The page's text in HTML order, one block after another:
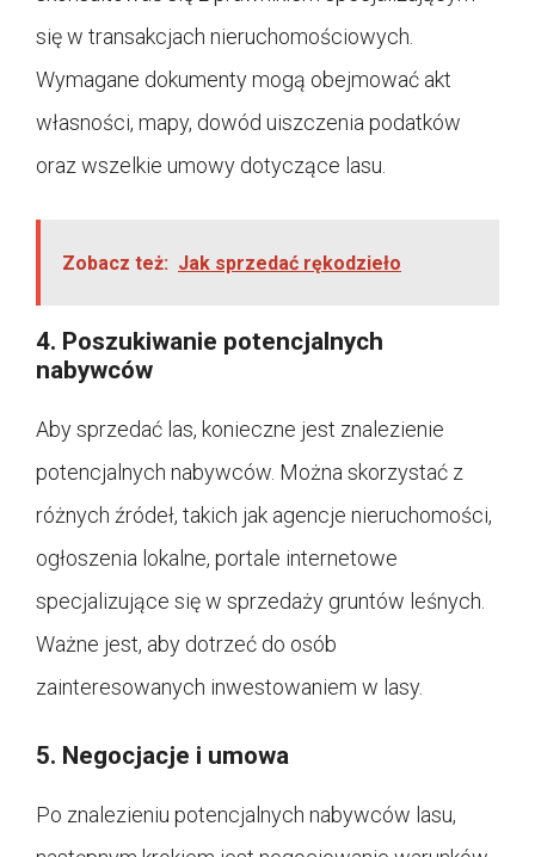
się w transakcjach nieruchomościowych.
Wymagane dokumenty mogą obejmować akt
własności, mapy, dowód uiszczenia podatków
oraz wszelkie umowy dotyczące lasu.
Zobacz też: Jak sprzedać rękodzieło
4. Poszukiwanie potencjalnych
nabywców
Aby sprzedać las, konieczne jest znalezienie
potencjalnych nabywców. Można skorzystać z
różnych źródeł, takich jak agencje nieruchomości,
ogłoszenia lokalne, portale internetowe
specjalizujące się w sprzedaży gruntów leśnych.
Ważne jest, aby dotrzeć do osób
zainteresowanych inwestowaniem w lasy.
5. Negocjacje i umowa
Po znalezieniu potencjalnych nabywców lasu,